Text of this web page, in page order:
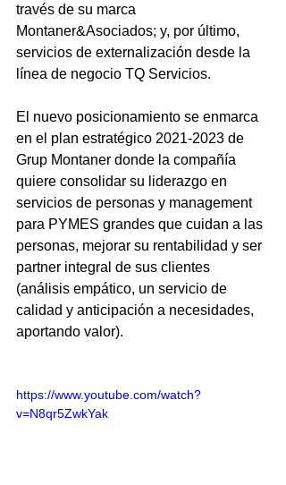
través de su marca
Montaner&Asociados; y, por último,
servicios de externalización desde la
línea de negocio TQ Servicios.
El nuevo posicionamiento se enmarca
en el plan estratégico 2021-2023 de
Grup Montaner donde la compañía
quiere consolidar su liderazgo en
servicios de personas y management
para PYMES grandes que cuidan a las
personas, mejorar su rentabilidad y ser
partner integral de sus clientes
(análisis empático, un servicio de
calidad y anticipación a necesidades,
aportando valor).
https://www.youtube.com/watch?
v=N8qr5ZwkYak